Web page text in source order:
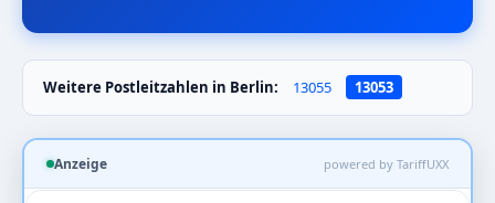
Weitere Postleitzahlen in Berlin: 13055 13053
Anzeige powered by TariffUXX